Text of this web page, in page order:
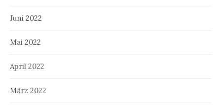
Juni 2022
Mai 2022
April 2022
März 2022